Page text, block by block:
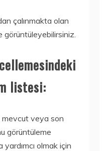
çalınmakta olan
görüntüleyebilirsiniz.
listesi:
mevcut veya son
görüntüleme
yardımcı olmak için